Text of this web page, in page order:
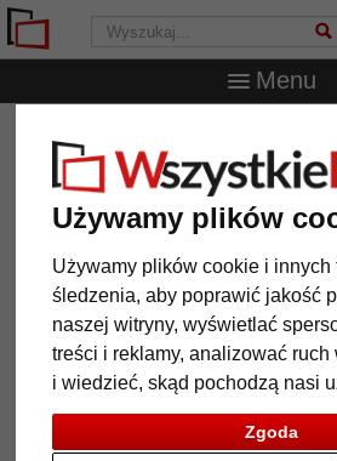
Używamy plików
Używamy plików cookie i innych
śledzenia, aby poprawić jakość
naszej witryny, wyświetlać
treści i reklamy, analizować
i wiedzieć, skąd pochodzą nasi
Zgoda
Menu
Multiramka Juliette na 3 zdjęcia,
Multiramka Juliette
pozioma